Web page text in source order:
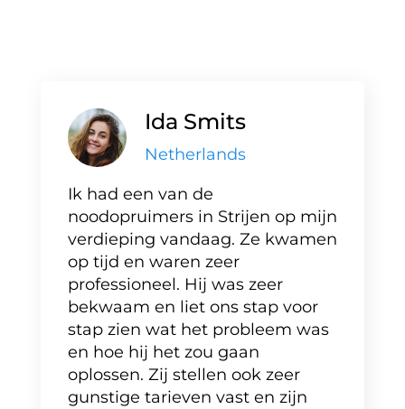
Ida Smits
Netherlands
Ik had een van de
noodopruimers in Strijen op mijn
verdieping vandaag. Ze kwamen
op tijd en waren zeer
professioneel. Hij was zeer
bekwaam en liet ons stap voor
stap zien wat het probleem was
en hoe hij het zou gaan
oplossen. Zij stellen ook zeer
gunstige tarieven vast en zijn